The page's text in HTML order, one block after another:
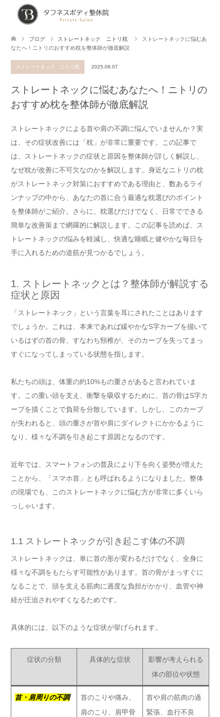
ブログ ストレートネック ニトリ枕
ストレートネックに悩むあ
なたへ！ニトリのおすすめ枕を整体師が徹底解説
ストレートネック ニトリ枕 2025.08.07
ストレートネックに悩むあなたへ！ニトリの
おすすめ枕を整体師が徹底解説
ストレートネックによる首や肩の不調に悩んでいませんか？実
は、その症状改善には「枕」が非常に重要です。この記事で
は、ストレートネックの症状と原因を整体師が詳しく解説し、
なぜ枕が改善に不可欠なのかを解説します。身近なニトリの枕
がストレートネック対策におすすめである理由と、数あるライ
ンナップの中から、あなたの首に合う最適な枕選びのポイント
を整体師がご紹介。さらに、枕選びだけでなく、日常でできる
簡単な改善策まで網羅的に解説します。この記事を読めば、ス
トレートネックの悩みを軽減し、快適な睡眠と健やかな毎日を
手に入れるための道筋が見つかるでしょう。
1. ストレートネックとは？整体師が解説する
症状と原因
「ストレートネック」という言葉を耳にされたことはあります
でしょうか。これは、本来であれば緩やかなS字カーブを描いて
いるはずの首の骨、すなわち頸椎が、そのカーブを失ってまっ
すぐになってしまっている状態を指します。
私たちの頭は、体重の約10%もの重さがあると言われていま
す。この重い頭を支え、衝撃を吸収するために、首の骨はS字カ
ーブを描くことで負荷を分散しています。しかし、このカーブ
が失われると、頭の重さが首や肩にダイレクトにかかるように
なり、様々な不調を引き起こす原因となるのです。
近年では、スマートフォンの普及により下を向く姿勢が増えた
ことから、「スマホ首」とも呼ばれるようになりました。整体
の現場でも、このストレートネックに悩む方が非常に多くいら
っしゃいます。
1.1 ストレートネックが引き起こす体の不調
ストレートネックは、単に首の形が変わるだけでなく、全身に
様々な不調をもたらす可能性があります。首の骨がまっすぐに
なることで、頭を支える筋肉に過度な負担がかかり、血管や神
経が圧迫されやすくなるためです。
具体的には、以下のような症状が挙げられます。
症状の分類 具体的な症状
影響が考えられる
体の部位や状態
首・肩周りの不調
首のこりや痛み、
肩のこり、肩甲骨
首や肩の筋肉の過
緊張、血行不良